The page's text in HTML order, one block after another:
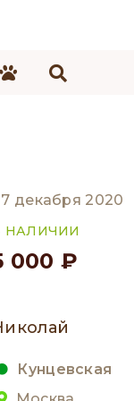
декабря 2020
НАЛИЧИИ
000 ₽
Кунцевская